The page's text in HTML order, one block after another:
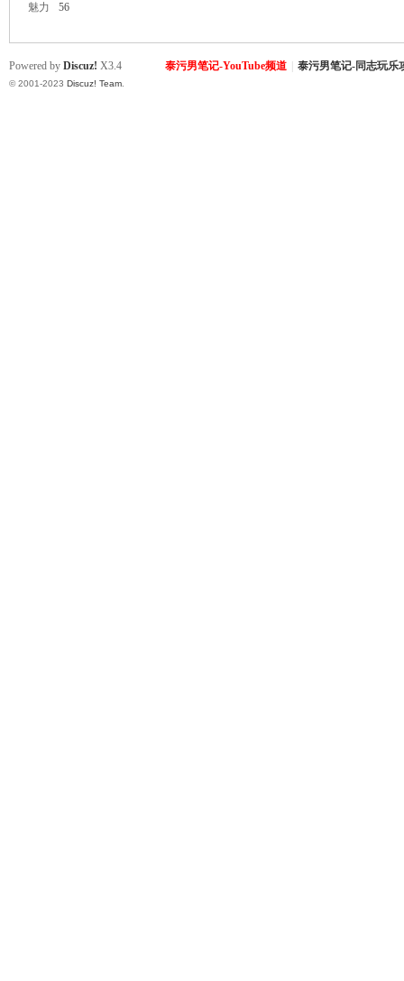
魅力
56
泰污男笔记-YouTube频道 泰污男笔记-同志玩乐
Powered by Discuz! X3.4
© 2001-2023 Discuz! Team.